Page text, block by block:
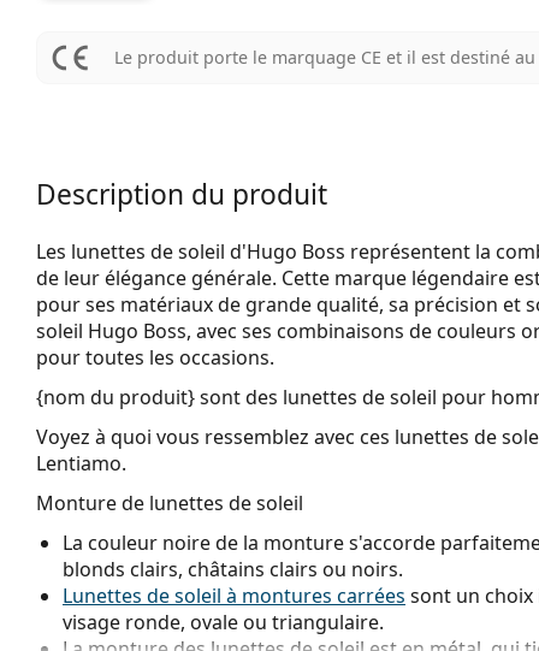
Le produit porte le marquage CE et il est destiné
Description du produit
Les lunettes de soleil d'Hugo Boss représentent la
de leur élégance générale. Cette marque légendaire
pour ses matériaux de grande qualité, sa précision et
soleil Hugo Boss, avec ses combinaisons de couleurs
pour toutes les occasions.
{nom du produit}sont des lunettes de soleil pour
Voyez à quoi vous ressemblez avec ces lunettes de
Lentiamo.
Monture de lunettes de soleil
La couleur noire de la monture s'accorde
blonds clairs, châtains clairs ou noirs.
Lunettes de soleil à montures carrées sont un
visage ronde, ovale ou triangulaire.